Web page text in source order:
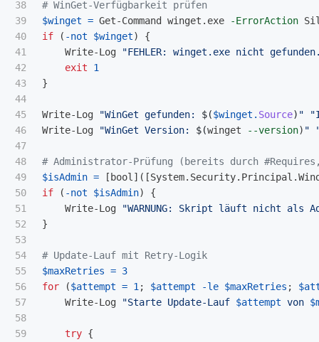
38
39
40
41
42
43
44
45
46
47
48
49
50
51
52
53
54
55
56
57
58
59
# WinGet-Verfügbarkeit prüfen
$winget = Get-Command winget.exe -ErrorAction
if
( -not $winget)
{
Write-Log
"FEHLER: winget.exe nicht
exit
1
}
Write-Log "WinGet gefunden: $($winget . Source) "
Write-Log
"WinGet Version: $(winget --version) "
# Administrator-Prüfung (bereits durch
$isAdmin = [ bool ]([
if
( -not $isAdmin)
{
Write-Log
"WARNUNG: Skript läuft nicht als
}
# Update-Lauf mit Retry-Logik
$maxRetries = 3
for
($attempt = 1 ; $attempt -le $maxRetries ;
Write-Log
"Starte Update-Lauf $attempt von
try {